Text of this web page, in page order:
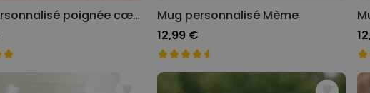
Mug personnalisé poignée cœur avec photo et définition
Mug personnalisé Mème
12,99 €